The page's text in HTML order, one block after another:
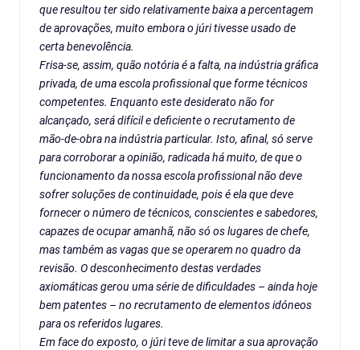
que resultou ter sido relativamente baixa a percentagem
de aprovações, muito embora o júri tivesse usado de
certa benevolência.
Frisa-se, assim, quão notória é a falta, na indústria gráfica
privada, de uma escola profissional que forme técnicos
competentes. Enquanto este desiderato não for
alcançado, será difícil e deficiente o recrutamento de
mão-de-obra na indústria particular. Isto, afinal, só serve
para corroborar a opinião, radicada há muito, de que o
funcionamento da nossa escola profissional não deve
sofrer soluções de continuidade, pois é ela que deve
fornecer o número de técnicos, conscientes e sabedores,
capazes de ocupar amanhã, não só os lugares de chefe,
mas também as vagas que se operarem no quadro da
revisão. O desconhecimento destas verdades
axiomáticas gerou uma série de dificuldades – ainda hoje
bem patentes – no recrutamento de elementos idóneos
para os referidos lugares.
Em face do exposto, o júri teve de limitar a sua aprovação